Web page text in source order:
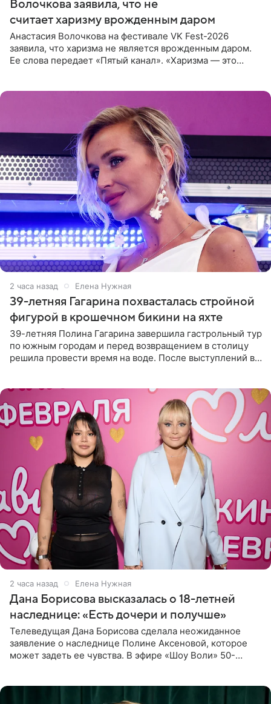
Волочкова заявила, что не
считает харизму врожденным даром
Анастасия Волочкова на фестивале VK Fest-2026
заявила, что харизма не является врожденным даром.
Ее слова передает «Пятый канал». «Харизма — это
2 часа назад Елена Нужная
39-летняя Гагарина похвасталась стройной
фигурой в крошечном бикини на яхте
39-летняя Полина Гагарина завершила гастрольный тур
по южным городам и перед возвращением в столицу
решила провести время на воде. После выступлений в
2 часа назад Елена Нужная
Дана Борисова высказалась о 18-летней
наследнице: «Есть дочери и получше»
Телеведущая Дана Борисова сделала неожиданное
заявление о наследнице Полине Аксеновой, которое
может задеть ее чувства. В эфире «Шоу Воли» 50-